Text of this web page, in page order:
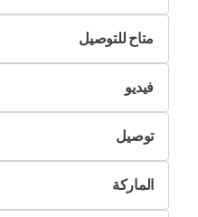
متاح للتوصيل
لا
نعمفيديو
غير متوفر
متوفرتوصيل
التسليم الذاتي
تسليم Pik&Dropالماركة
اريستون